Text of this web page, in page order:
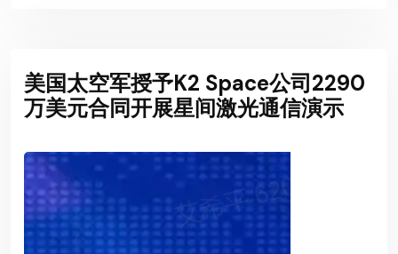
美国太空军授予K2 Space公司2290
万美元合同开展星间激光通信演示